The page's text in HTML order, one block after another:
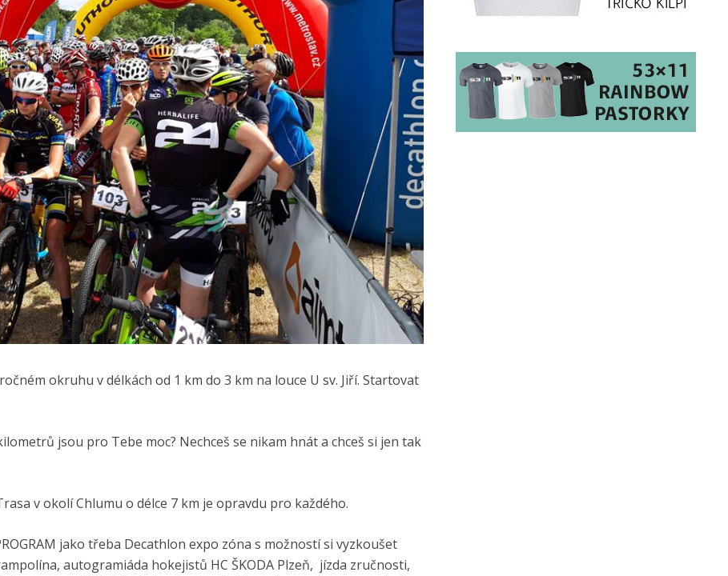
okruhu v délkách od 1 km do 3 km na louce U sv. Jiří. Startovat
jsou pro Tebe moc? Nechceš se nikam hnát a chceš si jen tak
v okolí Chlumu o délce 7 km je opravdu pro každého.
jako třeba Decathlon expo zóna s možností si vyzkoušet
autogramiáda hokejistů HC ŠKODA Plzeň, jízda zručnosti,